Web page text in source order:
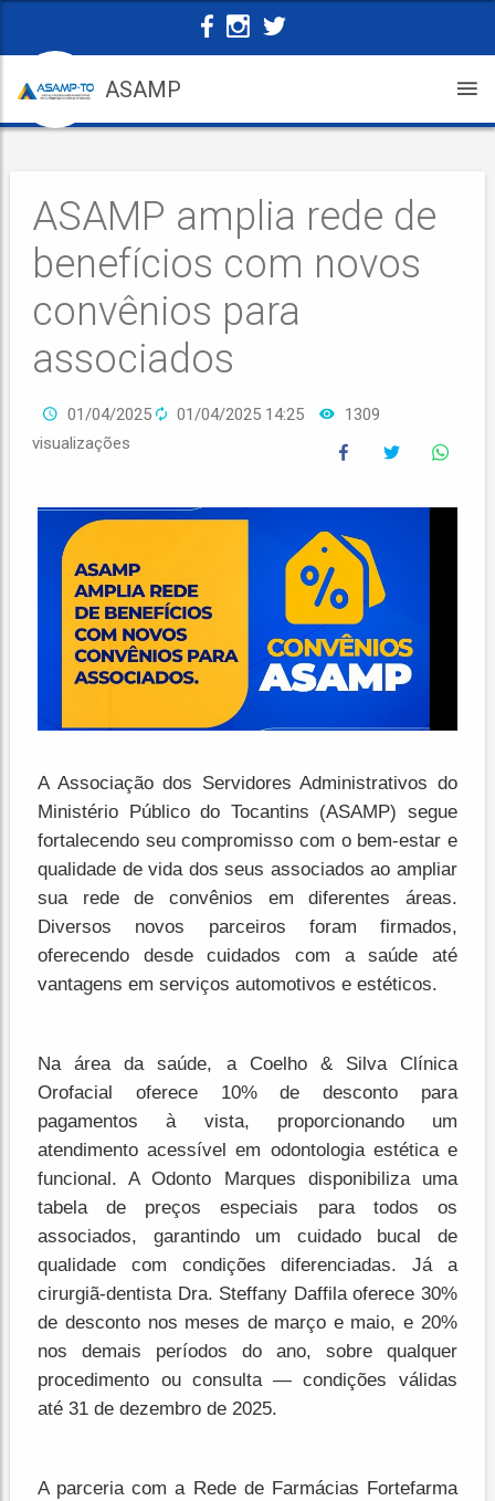
ASAMP
ASAMP amplia rede de
benefícios com novos
convênios para
associados
01/04/2025 01/04/2025 14:25
1309
visualizações
A Associação dos Servidores Administrativos do
Ministério Público do Tocantins (ASAMP) segue
fortalecendo seu compromisso com o bem-estar e
qualidade de vida dos seus associados ao ampliar
sua rede de convênios em diferentes áreas.
Diversos novos parceiros foram firmados,
oferecendo desde cuidados com a saúde até
vantagens em serviços automotivos e estéticos.
Na área da saúde, a Coelho & Silva Clínica
Orofacial oferece 10% de desconto para
pagamentos à vista, proporcionando um
atendimento acessível em odontologia estética e
funcional. A Odonto Marques disponibiliza uma
tabela de preços especiais para todos os
associados, garantindo um cuidado bucal de
qualidade com condições diferenciadas. Já a
cirurgiã-dentista Dra. Steffany Daffila oferece 30%
de desconto nos meses de março e maio, e 20%
nos demais períodos do ano, sobre qualquer
procedimento ou consulta — condições válidas
até 31 de dezembro de 2025.
A parceria com a Rede de Farmácias Fortefarma